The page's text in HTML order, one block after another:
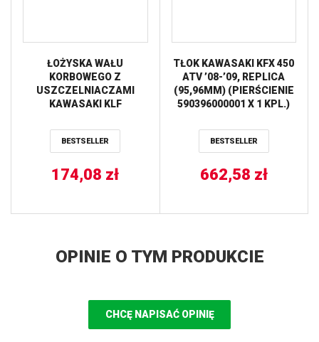
ŁOŻYSKA WAŁU
KORBOWEGO Z
USZCZELNIACZAMI
KAWASAKI KLF
DR250, YAMAHA XT350
’85-’00 ALL BALLS
BESTSELLER
174,08 zł
TŁOK KAWASAKI KFX 450
ATV ’08-’09, REPLICA
(95,96MM) (PIERŚCIENIE
590396000001 X 1 KPL.)
BESTSELLER
662,58 zł
OPINIE O TYM PRODUKCIE
CHCĘ NAPISAĆ OPINIĘ